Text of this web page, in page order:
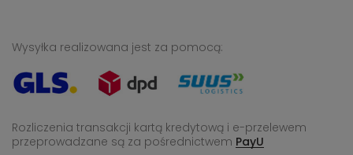
Wysyłka realizowana jest za pomocą:
Rozliczenia transakcji kartą kredytową i e-przelewem
przeprowadzane są za pośrednictwem PayU